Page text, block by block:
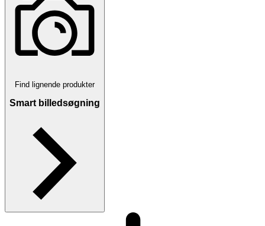
Find lignende produkter
Smart billedsøgning